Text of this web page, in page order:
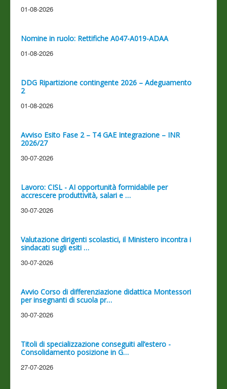
01-08-2026
Nomine in ruolo: Rettifiche A047-A019-ADAA
01-08-2026
DDG Ripartizione contingente 2026 – Adeguamento
2
01-08-2026
Avviso Esito Fase 2 – T4 GAE Integrazione – INR
2026/27
30-07-2026
Lavoro: CISL - AI opportunità formidabile per
accrescere produttività, salari e …
30-07-2026
Valutazione dirigenti scolastici, il Ministero incontra i
sindacati sugli esiti …
30-07-2026
Avvio Corso di differenziazione didattica Montessori
per insegnanti di scuola pr…
30-07-2026
Titoli di specializzazione conseguiti all’estero -
Consolidamento posizione in G…
27-07-2026